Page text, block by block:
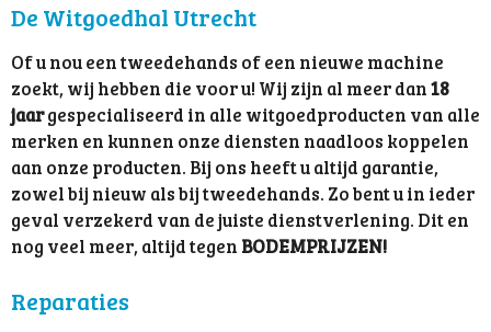
De Witgoedhal Utrecht
Of u nou een tweedehands of een nieuwe machine
zoekt, wij hebben die voor u! Wij zijn al meer dan18
jaargespecialiseerd in alle witgoedproducten van alle
merken en kunnen onze diensten naadloos koppelen
aan onze producten. Bij ons heeft u altijd garantie,
zowel bij nieuw als bij tweedehands. Zo bent u in ieder
geval verzekerd van de juiste dienstverlening. Dit en
nog veel meer, altijd tegen BODEMPRIJZEN!
Reparaties